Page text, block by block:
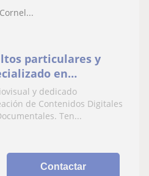
particulares y
en
profesional, en
y dedicado
de Contenidos Digitales
Ten...
Contactar